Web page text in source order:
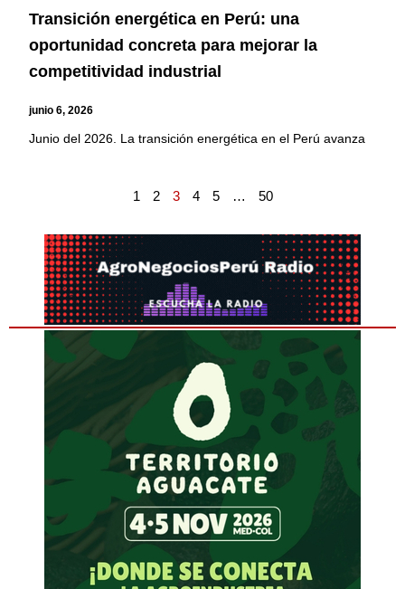
Transición energética en Perú: una
oportunidad concreta para mejorar la
competitividad industrial
junio 6, 2026
Junio del 2026. La transición energética en el Perú avanza
1 2 3 4 5 … 50